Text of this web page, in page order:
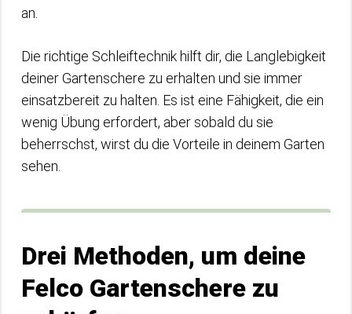
an.
Die richtige Schleiftechnik hilft dir, die Langlebigkeit
deiner Gartenschere zu erhalten und sie immer
einsatzbereit zu halten. Es ist eine Fähigkeit, die ein
wenig Übung erfordert, aber sobald du sie
beherrschst, wirst du die Vorteile in deinem Garten
sehen.
Drei Methoden, um deine
Felco Gartenschere zu